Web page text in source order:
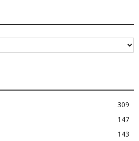
309
147
143